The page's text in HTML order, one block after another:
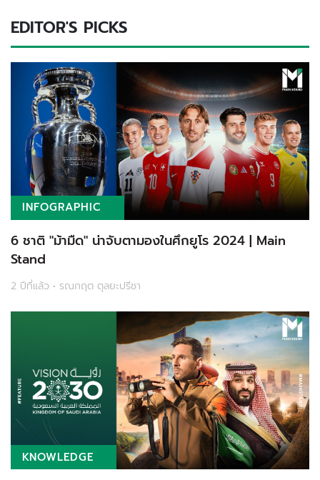
EDITOR'S PICKS
INFOGRAPHIC
6 ชาติ "ม้ามืด" น่าจับตามองในศึกยูโร 2024 | Main
Stand
2 ปีที่แล้ว • รณกฤต ตุลยะปรีชา
KNOWLEDGE